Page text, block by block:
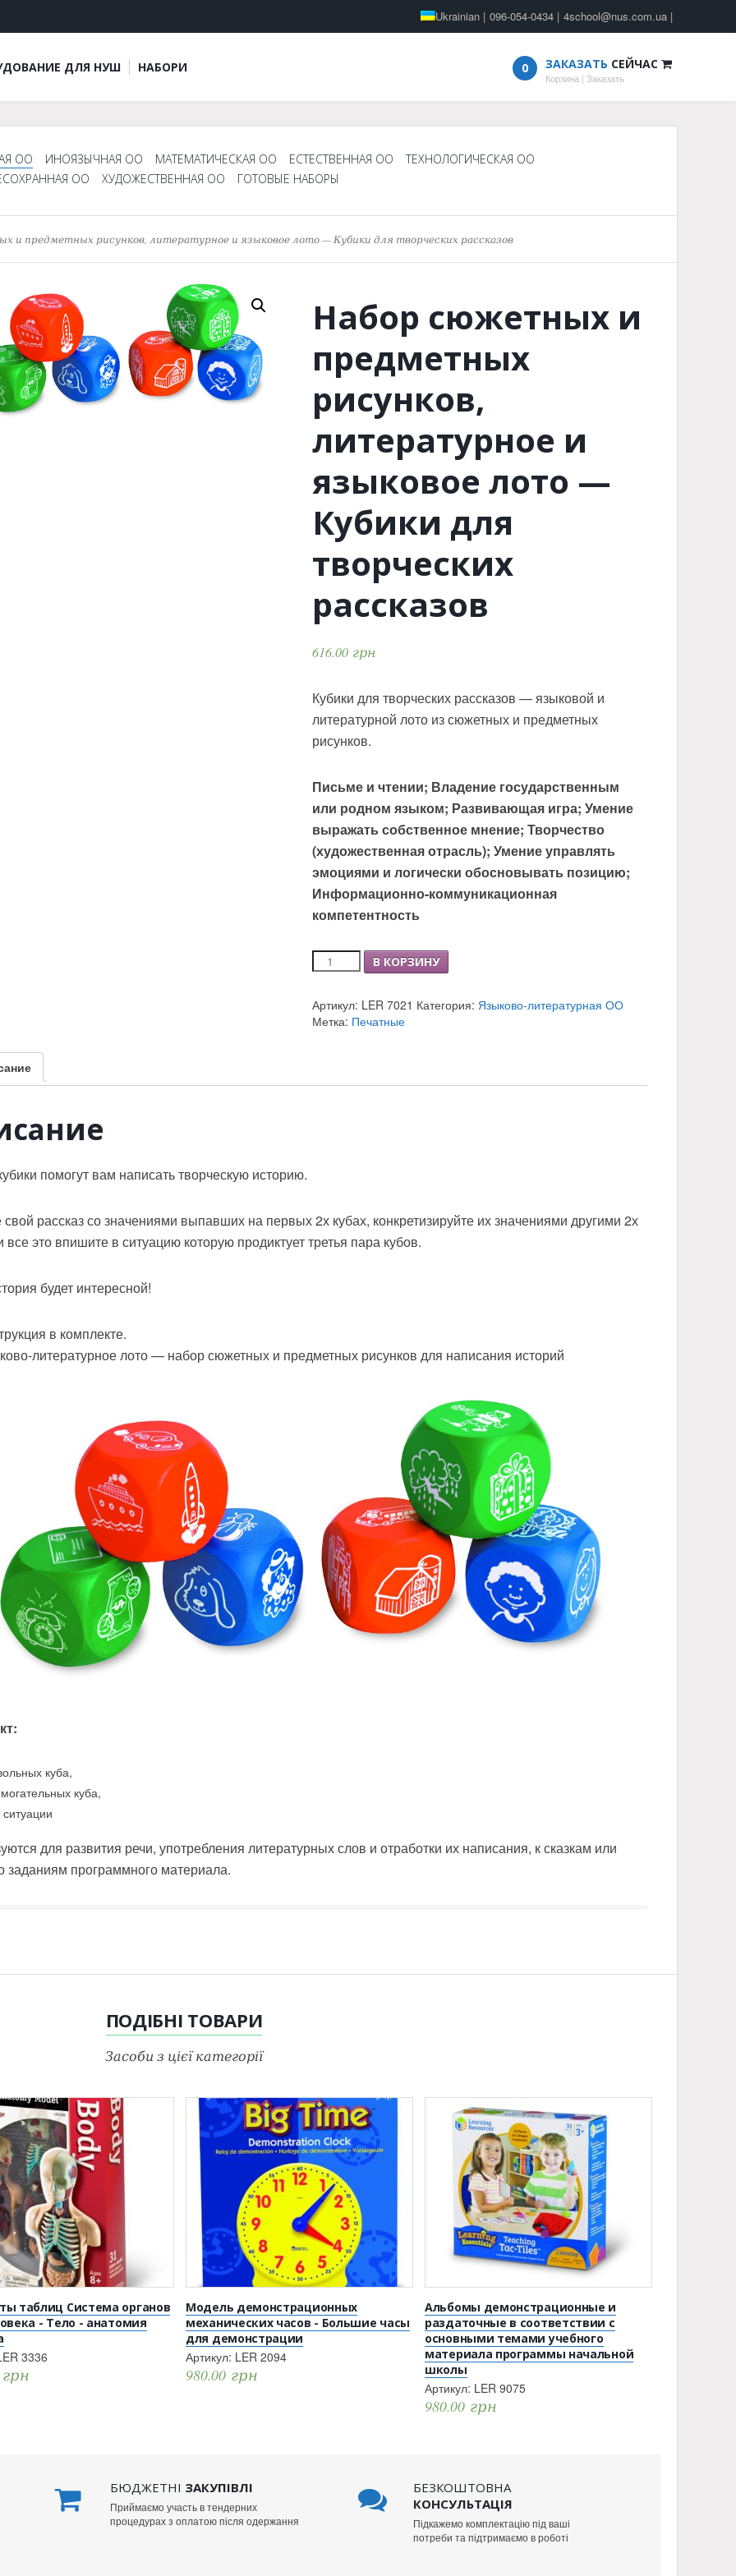
Ukrainian | 096-054-0434 | 4school@nus.com.ua |
ДЛЯ НУШ НАБОРИ 0 ЗАКАЗАТЬ СЕЙЧАС
Корзина | Заказать
ОО ИНОЯЗЫЧНАЯ ОО МАТЕМАТИЧЕСКАЯ ОО ЕСТЕСТВЕННАЯ ОО
ТЕХНОЛОГИЧЕСКАЯ ОО
ОО
ХУДОЖЕСТВЕННАЯ ОО ГОТОВЫЕ НАБОРЫ
и предметных рисунков, литературное и языковое лото — Кубики для творческих рассказов
Набор сюжетных и
предметных
рисунков,
литературное и
языковое лото —
Кубики для
творческих
рассказов
616.00 грн
Кубики для творческих рассказов — языковой и
литературной лото из сюжетных и предметных
рисунков.
Письме и чтении; Владение государственным
или родном языком; Развивающая игра; Умение
выражать собственное мнение; Творчество
(художественная отрасль); Умение управлять
эмоциями и логически обосновывать позицию;
Информационно-коммуникационная
компетентность
Количество
Набор
и
предметных
языковое
В КОРЗИНУ
Артикул: LER 7021 Категория:Языково-литературная ОО
Метка: Печатные
помогут вам написать творческую историю.
рассказ со значениями выпавших на первых 2х кубах, конкретизируйте их значениями другими 2х
все это впишите в ситуацию которую продиктует третья пара кубов.
будет интересной!
в комплекте.
литературное лото — набор сюжетных и предметных рисунков для написания историй
куба,
куба,
для развития речи, употребления литературных слов и отработки их написания, к сказкам или
заданиям программного материала.
ПОДІБНІ ТОВАРИ
Засоби з цієї категорії
таблиц Система органов
- Тело - анатомия
3336
грн
Модель демонстрационных
механических часов - Большие часы
для демонстрации
Артикул: LER 2094
980.00 грн
Альбомы демонстрационные и
раздаточные в соответствии с
основными темами учебного
материала программы начальной
школы
Артикул: LER 9075
980.00 грн
БЮДЖЕТНІ ЗАКУПІВЛІ
Приймаємо участь в тендерних
процедурах з оплатою після одержання
БЕЗКОШТОВНА
КОНСУЛЬТАЦІЯ
Підкажемо комплектацію під ваші
потреби та підтримаємо в роботі